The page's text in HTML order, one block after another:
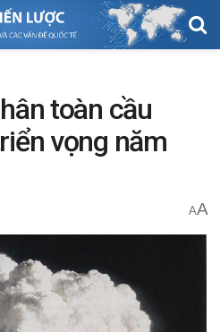
toàn cầu
vọng năm
AA